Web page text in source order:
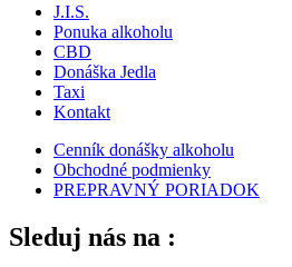
J.I.S.
Ponuka alkoholu
CBD
Donáška Jedla
Taxi
Kontakt
Cenník donášky alkoholu
Obchodné podmienky
PREPRAVNÝ PORIADOK
Sleduj nás na :